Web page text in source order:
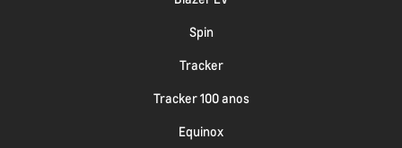
Spin
Tracker
Tracker 100 anos
Equinox